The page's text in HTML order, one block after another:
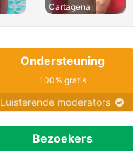
Cartagena
Ondersteuning
100% gratis
Luisterende moderators
Bezoekers